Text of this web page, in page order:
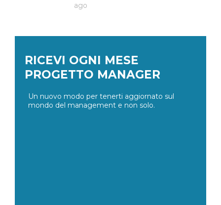
ago
RICEVI OGNI MESE
PROGETTO MANAGER
Un nuovo modo per tenerti aggiornato sul
mondo del management e non solo.